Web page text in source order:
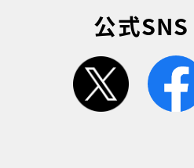
公式SNS
twitter